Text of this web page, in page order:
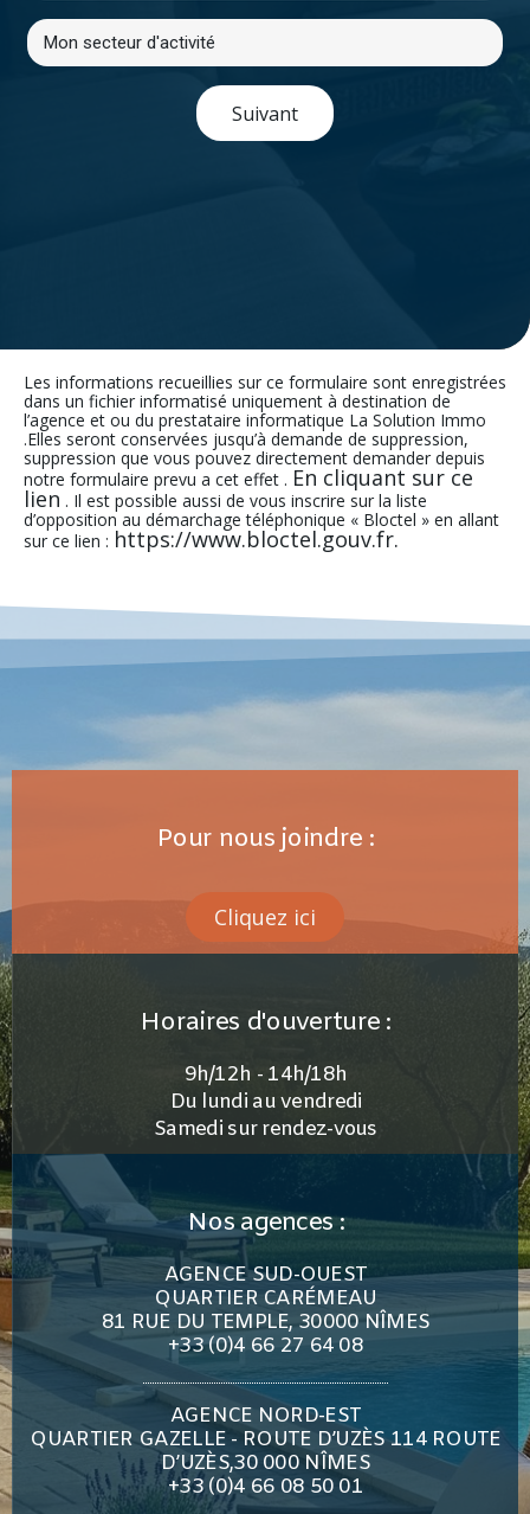
Suivant
Les informations recueillies sur ce formulaire sont enregistrées
dans un fichier informatisé uniquement à destination de
l’agence et ou du prestataire informatique La Solution Immo
.Elles seront conservées jusqu’à demande de suppression,
suppression que vous pouvez directement demander depuis
notre formulaire prevu a cet effet . En cliquant sur ce
lien . Il est possible aussi de vous inscrire sur la liste
d’opposition au démarchage téléphonique « Bloctel » en allant
sur ce lien : https://www.bloctel.gouv.fr.
Pour nous joindre :
Cliquez ici
Horaires d'ouverture :
9h/12h - 14h/18h
Du lundi au vendredi
Samedi sur rendez-vous
Nos agences :
AGENCE SUD-OUEST
QUARTIER CARÉMEAU
81 RUE DU TEMPLE, 30000 NÎMES
+33 (0)4 66 27 64 08
AGENCE NORD-EST
QUARTIER GAZELLE - ROUTE D’UZÈS 114 ROUTE
D’UZÈS,30 000 NÎMES
+33 (0)4 66 08 50 01